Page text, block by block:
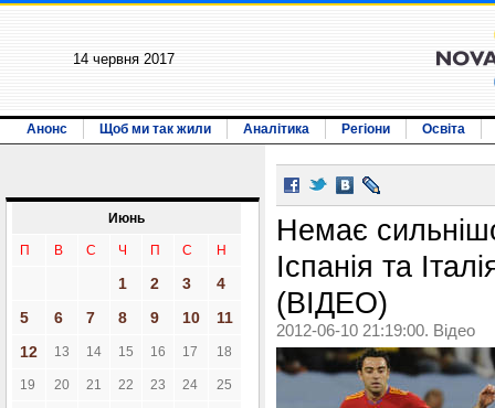
14 червня 2017
Анонс Щоб ми так жили Аналітика Регіони Освіта
Июнь
П В С Ч П С Н
1 2 3
4
5
6 7 8 9 10
11
12
13 14 15 16 17 18
19 20 21 22 23 24 25
Немає
Іспанія та
(ВІДЕО)
2012-06-10 21:19:00. Відео